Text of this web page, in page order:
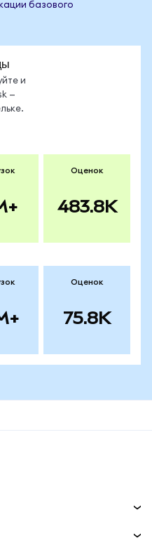
базового
и
—
Оценок
483.8K
Оценок
75.8K